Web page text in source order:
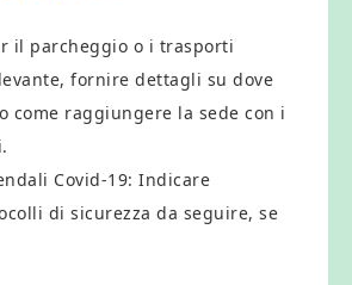
il parcheggio o i trasporti
fornire dettagli su dove
come raggiungere la sede con i
Covid-19: Indicare
di sicurezza da seguire, se